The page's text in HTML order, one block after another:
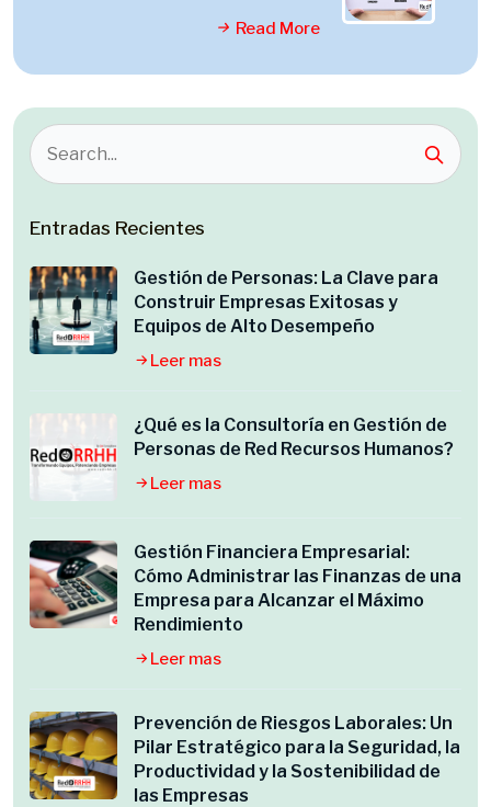
Read More
Entradas Recientes
Gestión de Personas: La Clave para
Construir Empresas Exitosas y
Equipos de Alto Desempeño
Leer mas
¿Qué es la Consultoría en Gestión de
Personas de Red Recursos Humanos?
Leer mas
Gestión Financiera Empresarial:
Cómo Administrar las Finanzas de una
Empresa para Alcanzar el Máximo
Rendimiento
Leer mas
Prevención de Riesgos Laborales: Un
Pilar Estratégico para la Seguridad, la
Productividad y la Sostenibilidad de
las Empresas